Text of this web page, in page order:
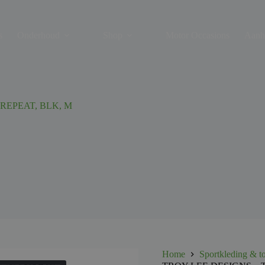
BLK, M
Home
Sportkleding &